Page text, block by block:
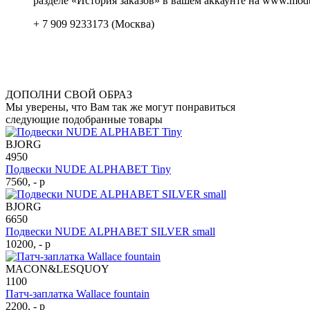
+ 7 909 9233173 (Москва)
ДОПОЛНИ СВОЙ ОБРАЗ
Мы уверены, что Вам так же могут понравиться
следующие подобранные товары
BJORG
4950
Подвески NUDE ALPHABET Tiny
7560, - р
BJORG
6650
Подвески NUDE ALPHABET SILVER small
10200, - р
MACON&LESQUOY
1100
Патч-заплатка Wallace fountain
2200, - р